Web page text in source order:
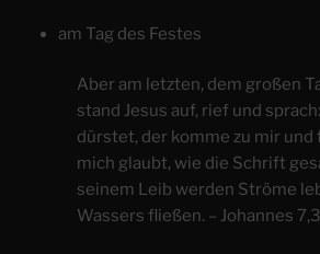
am Tag des Festes
Aber am letzten, dem großen
stand Jesus auf, rief und
dürstet, der komme zu mir und
mich glaubt, wie die Schrift
seinem Leib werden Ströme
Wassers fließen. – Johannes